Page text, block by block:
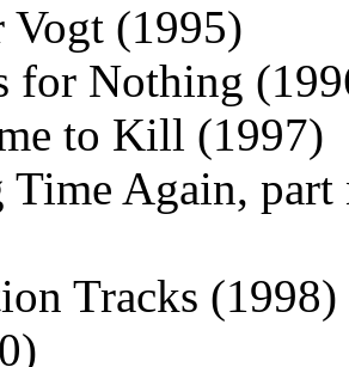
Vogt (1995)
for Nothing
to Kill (1997)
Again, part
Tracks (1998)